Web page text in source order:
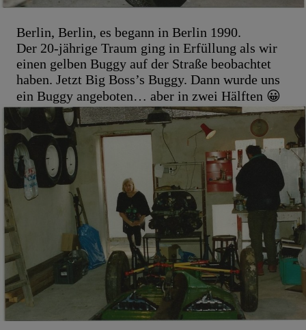
Berlin, Berlin, es begann in Berlin 1990.
Der 20-jährige Traum ging in Erfüllung als wir
einen gelben Buggy auf der Straße beobachtet
haben. Jetzt Big Boss’s Buggy. Dann wurde uns
ein Buggy angeboten… aber in zwei Hälften 😀